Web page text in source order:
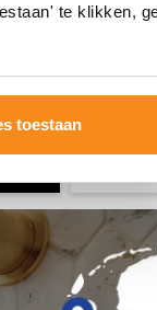
te klikken,
toestaan